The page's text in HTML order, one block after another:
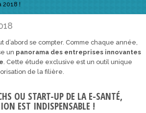
2018 !
d’abord se compter. Comme chaque année,
un panorama des entreprises innovantes
. Cette étude exclusive est un outil unique
de la filière.
OU START-UP DE LA E-SANTÉ,
EST INDISPENSABLE !